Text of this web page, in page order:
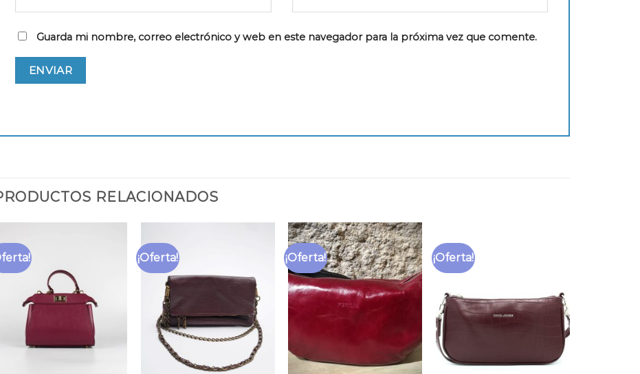
Guarda mi nombre, correo electrónico y web en este navegador para la próxima vez que comente.
RELACIONADOS
¡Oferta! ¡Oferta! ¡Oferta!